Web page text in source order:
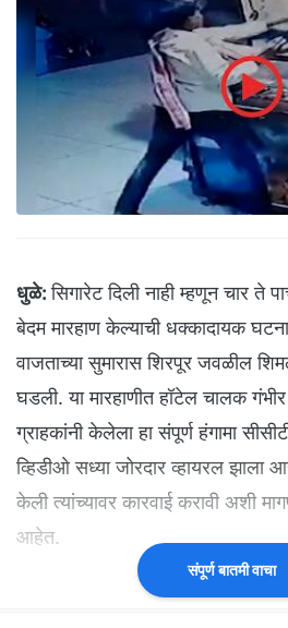
धुळे: सिगारेट दिली नाही म्हणून चार ते
बेदम मारहाण केल्याची धक्कादायक
वाजताच्या सुमारास शिरपूर जवळील
घडली. या मारहाणीत हॉटेल चालक
ग्राहकांनी केलेला हा संपूर्ण हंगामा
व्हिडीओ सध्या जोरदार व्हायरल झाला
केली त्यांच्यावर कारवाई करावी अशी
आहेत.
'NDTV मराठी' चं अधिकृत व्हॉट्सअ‍ॅप
संपूर्ण बातमी वाचा